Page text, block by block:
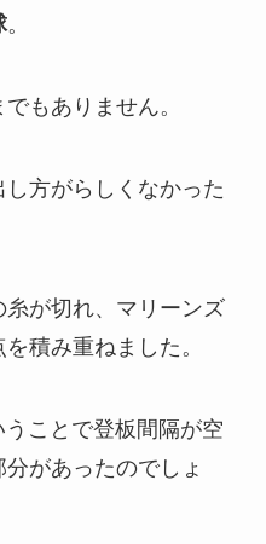
。
もありません。
方がらしくなかった
が切れ、マリーンズ
積み重ねました。
ことで登板間隔が空
があったのでしょ